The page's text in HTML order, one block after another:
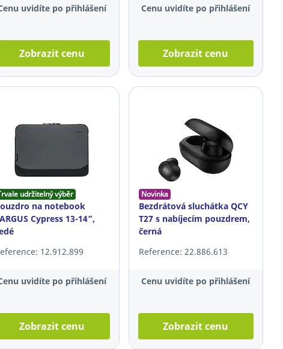
uvidíte po přihlášení
Zobrazit cenu
Cenu uvidíte po přihlášení
Zobrazit cenu
udržitelný výběr
na notebook
Cypress 13-14”,
12.912.899
uvidíte po přihlášení
Zobrazit cenu
Novinka
Bezdrátová sluchátka QCY
T27 s nabíjecím pouzdrem,
černá
Reference: 22.886.613
Cenu uvidíte po přihlášení
Zobrazit cenu